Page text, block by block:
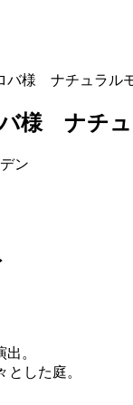
様 ナチュラル
様 ナチュ
。
した庭。